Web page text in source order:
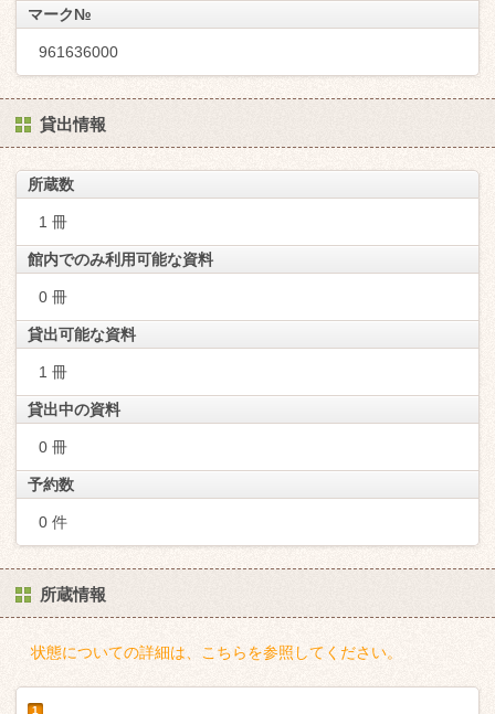
マーク№
961636000
貸出情報
所蔵数
1 冊
館内でのみ利用可能な資料
0 冊
貸出可能な資料
1 冊
貸出中の資料
0 冊
予約数
0 件
所蔵情報
状態についての詳細は、こちらを参照してください。
1